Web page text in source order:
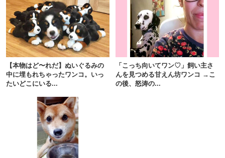
【本物はど〜れだ】ぬいぐるみの
中に埋もれちゃったワンコ。いっ
たいどこにいる...
「こっち向いてワン♡」飼い主さ
んを見つめる甘えん坊ワンコ →こ
の後、怒涛の...
閉じる
pecodogs
いぬ部をフォロー
アプリで開く
アプリをダウンロードする